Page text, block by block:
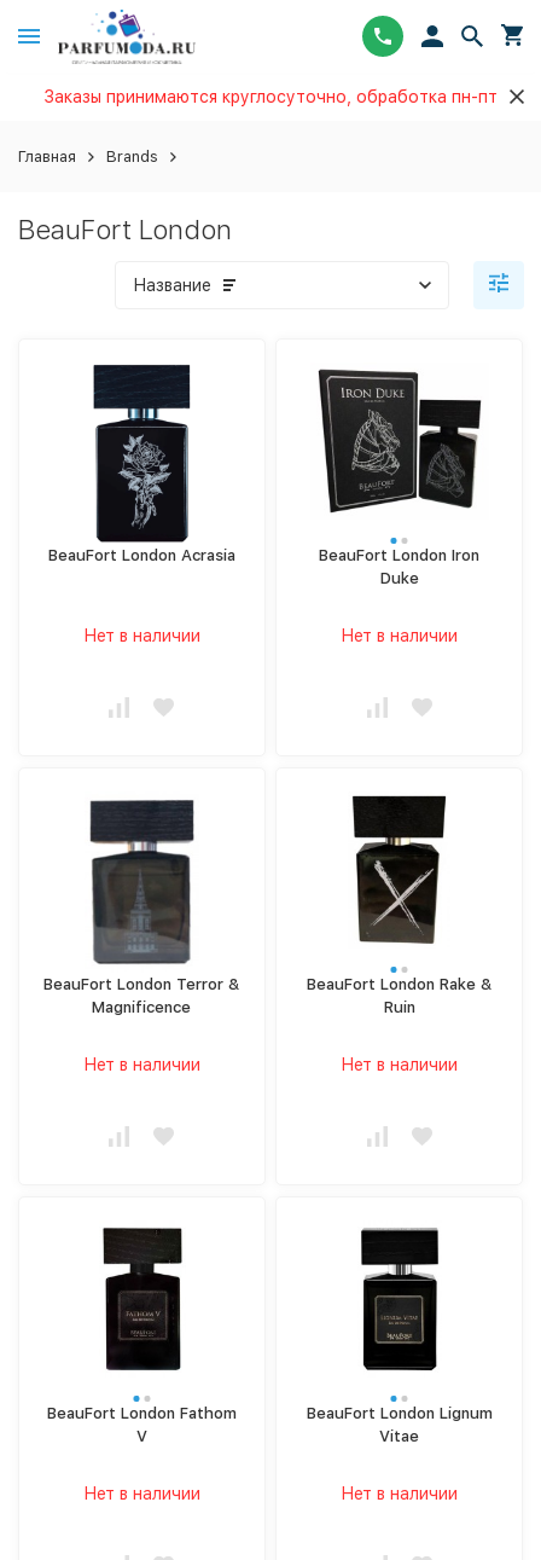
Заказы принимаются круглосуточно, обработка пн-пт
Главная Brands
BeauFort London
Название
BeauFort London Acrasia
Нет в наличии
BeauFort London Iron
Duke
Нет в наличии
BeauFort London Terror &
Magnificence
Нет в наличии
BeauFort London Rake &
Ruin
Нет в наличии
BeauFort London Fathom
V
Нет в наличии
BeauFort London Lignum
Vitae
Нет в наличии